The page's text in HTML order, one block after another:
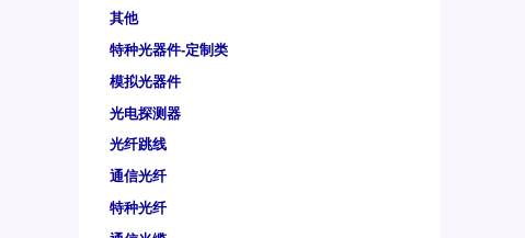
其他
特种光器件-定制类
模拟光器件
光电探测器
光纤跳线
通信光纤
特种光纤